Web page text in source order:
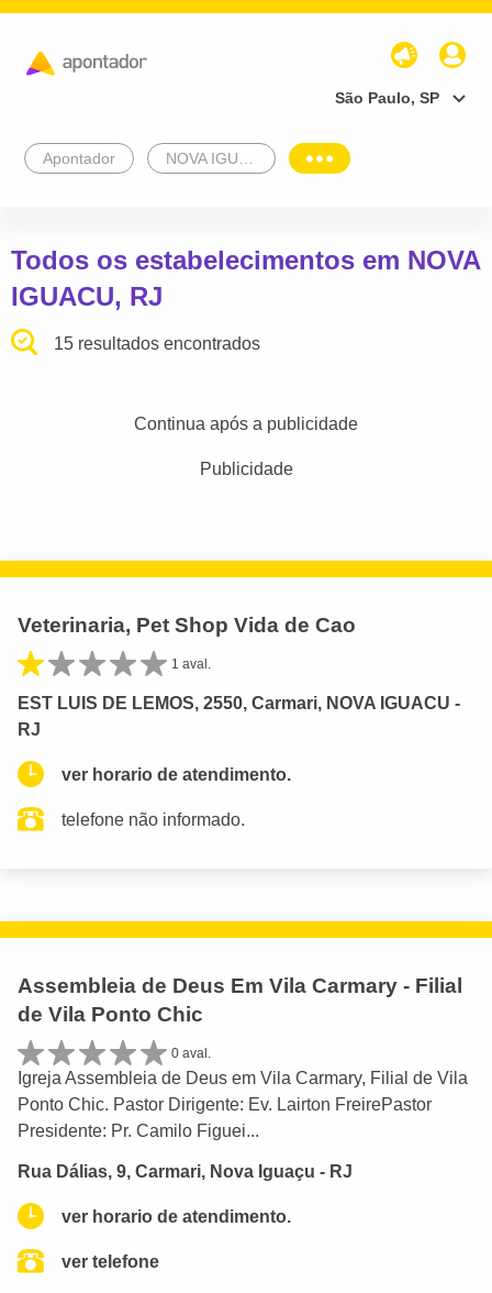
São Paulo, SP
Apontador
Todos os estabelecimentos em NOVA
IGUACU, RJ
15 resultados encontrados
Continua após a publicidade
Publicidade
Veterinaria, Pet Shop Vida de Cao
1 aval.
EST LUIS DE LEMOS, 2550, Carmari, NOVA IGUACU -
RJ
ver horario de atendimento.
telefone não informado.
Assembleia de Deus Em Vila Carmary - Filial
de Vila Ponto Chic
0 aval.
Igreja Assembleia de Deus em Vila Carmary, Filial de Vila
Ponto Chic. Pastor Dirigente: Ev. Lairton FreirePastor
Presidente: Pr. Camilo Figuei...
Rua Dálias, 9, Carmari, Nova Iguaçu - RJ
ver horario de atendimento.
ver telefone